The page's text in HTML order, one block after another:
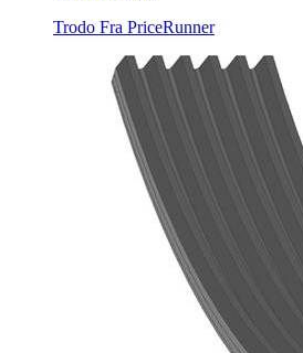
Trodo Fra PriceRunner